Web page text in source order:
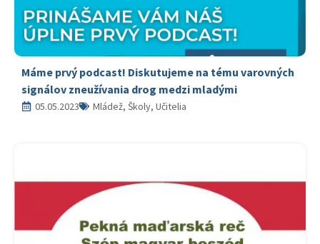
Máme prvý podcast! Diskutujeme na tému varovných
signálov zneužívania drog medzi mladými
05.05.2023 Mládež, Školy, Učitelia